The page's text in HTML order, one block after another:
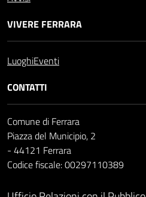
VIVERE FERRARA
LuoghiEventi
CONTATTI
Comune di Ferrara
Piazza del Municipio, 2
- 44121 Ferrara
Codice fiscale: 00297110389